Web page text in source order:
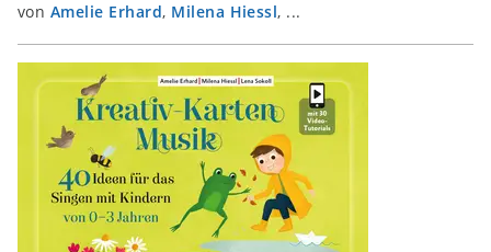
von Amelie Erhard, Milena Hiessl, ...